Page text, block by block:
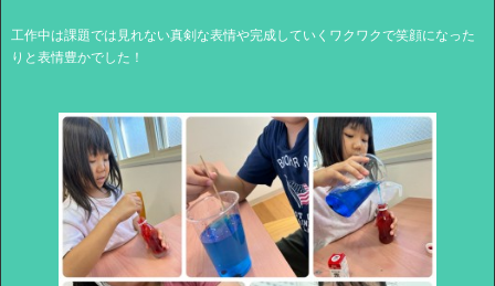
工作中は課題では見れない真剣な表情や完成していくワクワクで笑顔になった
りと表情豊かでした！